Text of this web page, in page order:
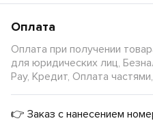
Оплата
Оплата при получении
для юридических лиц,
Pay, Кредит, Оплата
👉 Заказ с нанесением